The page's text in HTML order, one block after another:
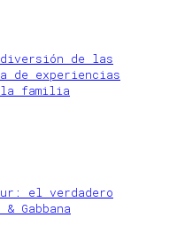
diversión de las
de experiencias
familia
el verdadero
Gabbana